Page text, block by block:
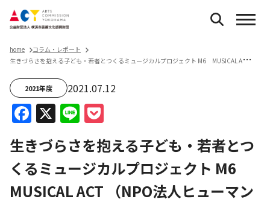
home コラム・レポート
生
きづらさを抱える子ども・若者とつくるミュージカルプロジェクト M6 MUSICAL ACT （NPO法人ヒューマンフェローシップ ）
2021年度 2021.07.12
Facebook
X Line
生きづらさを抱える子ども・若者とつ
くるミュージカルプロジェクト M6
MUSICAL ACT （NPO法人ヒューマン